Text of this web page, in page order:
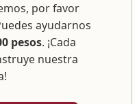
por favor
ayudarnos
pesos. ¡Cada
nuestra